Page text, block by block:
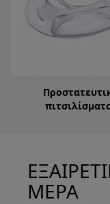
ΜΕΡΑ